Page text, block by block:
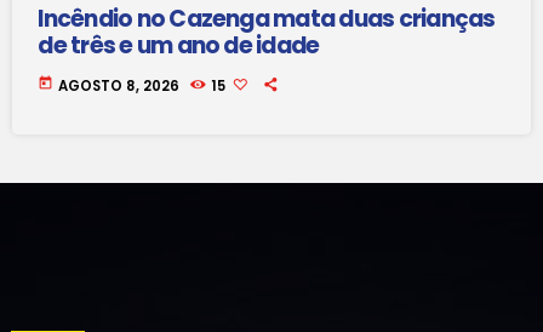
Incêndio no Cazenga mata duas crianças
de três e um ano de idade
today AGOSTO 8, 2026 15